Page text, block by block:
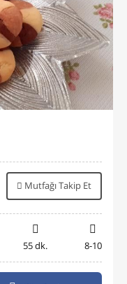
Mutfağı Takip Et
55 dk. 8-10